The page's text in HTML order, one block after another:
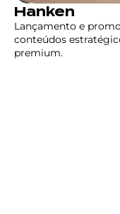
Hanken
Lançamento e
conteúdos
premium.